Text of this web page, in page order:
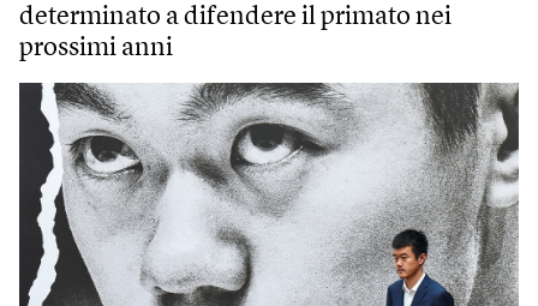
determinato a difendere il primato nei
prossimi anni